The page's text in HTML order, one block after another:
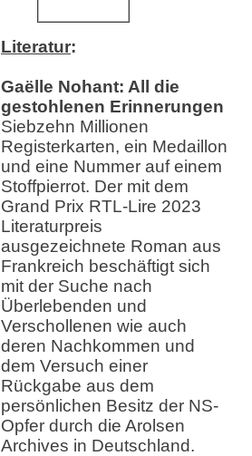
Literatur:
Gaëlle Nohant: All die
gestohlenen Erinnerungen
Siebzehn Millionen
Registerkarten, ein Medaillon
und eine Nummer auf einem
Stoffpierrot. Der mit dem
Grand Prix RTL-Lire 2023
Literaturpreis
ausgezeichnete Roman aus
Frankreich beschäftigt sich
mit der Suche nach
Überlebenden und
Verschollenen wie auch
deren Nachkommen und
dem Versuch einer
Rückgabe aus dem
persönlichen Besitz der NS-
Opfer durch die Arolsen
Archives in Deutschland.